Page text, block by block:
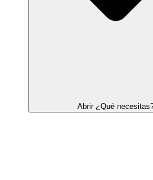
Abrir ¿Qué